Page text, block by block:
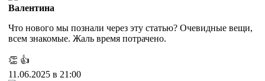
Валентина
Что нового мы познали через эту статью? Очевидные вещи,
всем знакомые. Жаль время потрачено.
👏 👍
11.06.2025 в 21:00